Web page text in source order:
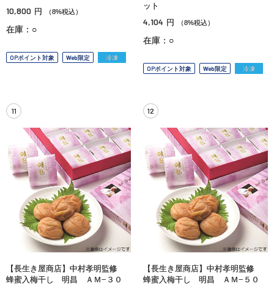
10,800 円 （8%税込）
在庫：○
OPポイント対象 Web限定 冷凍
ット
4,104 円 （8%税込）
在庫：○
OPポイント対象 Web限定 冷凍
11
【長生き屋商店】中村孝明監修
蜂蜜入梅干し 明昌 ＡＭ−３０
12
【長生き屋商店】中村孝明監修
蜂蜜入梅干し 明昌 ＡＭ−５０